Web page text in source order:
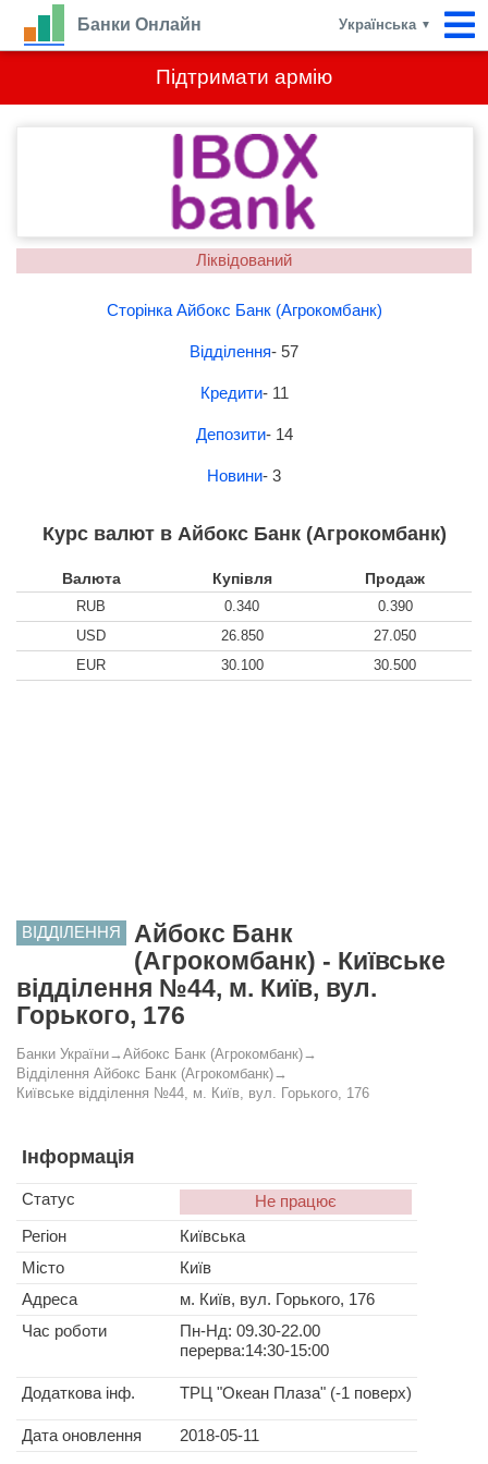
Підтримати армію
Банки Онлайн Українська ▼
Ліквідований
Сторінка Айбокс Банк (Агрокомбанк)
Відділення- 57
Кредити- 11
Депозити- 14
Новини- 3
Курс валют в Айбокс Банк (Агрокомбанк)
Валюта Купівля Продаж
RUB 0.340
0.390
USD
26.850
27.050
EUR
30.100 30.500
ВІДДІЛЕННЯ
Айбокс Банк
(Агрокомбанк) - Київське
відділення №44, м. Київ, вул.
Горького, 176
Банки України→ Айбокс Банк (Агрокомбанк)→
Відділення Айбокс Банк (Агрокомбанк)→
Київське відділення №44, м. Київ, вул. Горького, 176
Інформація
Статус
Не працює
Регіон
Київська
Місто
Київ
Адреса
м. Київ, вул. Горького, 176
Час роботи
Пн-Нд: 09.30-22.00
перерва:14:30-15:00
Додаткова інф. ТРЦ "Океан Плаза" (-1 поверх)
Дата оновлення 2018-05-11